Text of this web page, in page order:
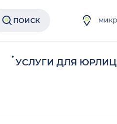
ПОИСК
УСЛУГИ ДЛЯ ЮРЛИЦ